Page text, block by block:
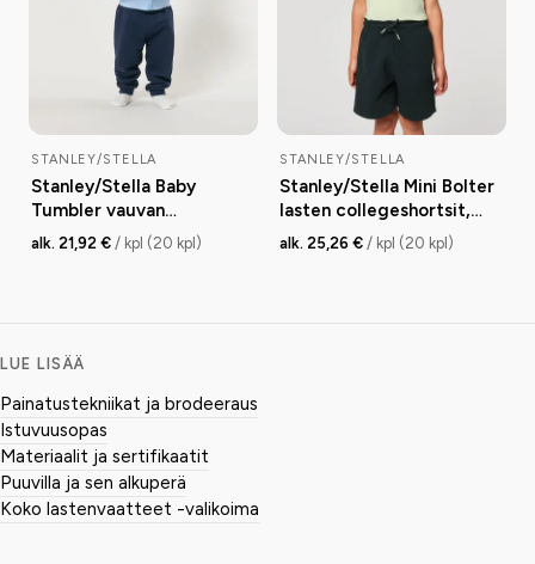
STANLEY/STELLA
Stanley/Stella Baby
Tumbler vauvan
collegehousut, medium
fit, 280 g
alk. 21,92 € / kpl (20 kpl)
STANLEY/STELLA
Stanley/Stella Mini Bolter
lasten collegeshortsit,
medium fit, 280 g
alk. 25,26 € / kpl (20 kpl)
LUE LISÄÄ
Painatustekniikat ja brodeeraus
Istuvuusopas
Materiaalit ja sertifikaatit
Puuvilla ja sen alkuperä
Koko lastenvaatteet -valikoima